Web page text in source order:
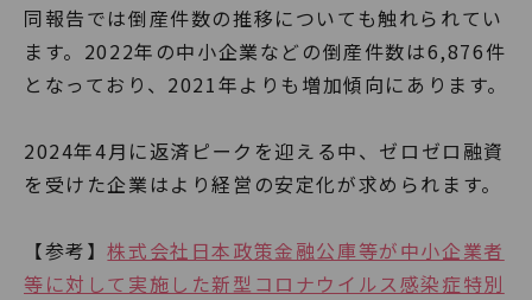
同報告では倒産件数の推移についても触れられてい
ます。2022年の中小企業などの倒産件数は6,876件
となっており、2021年よりも増加傾向にあります。
2024年4月に返済ピークを迎える中、ゼロゼロ融資
を受けた企業はより経営の安定化が求められます。
【参考】株式会社日本政策金融公庫等が中小企業者
等に対して実施した新型コロナウイルス感染症特別